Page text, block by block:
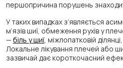
першопричина порушень
У таких випадках з’являється
м’язів шиї, обмеження рухів у
— біль у шиї, міжлопатковій
Локальне лікування плечей або
зазвичай дає короткочасний